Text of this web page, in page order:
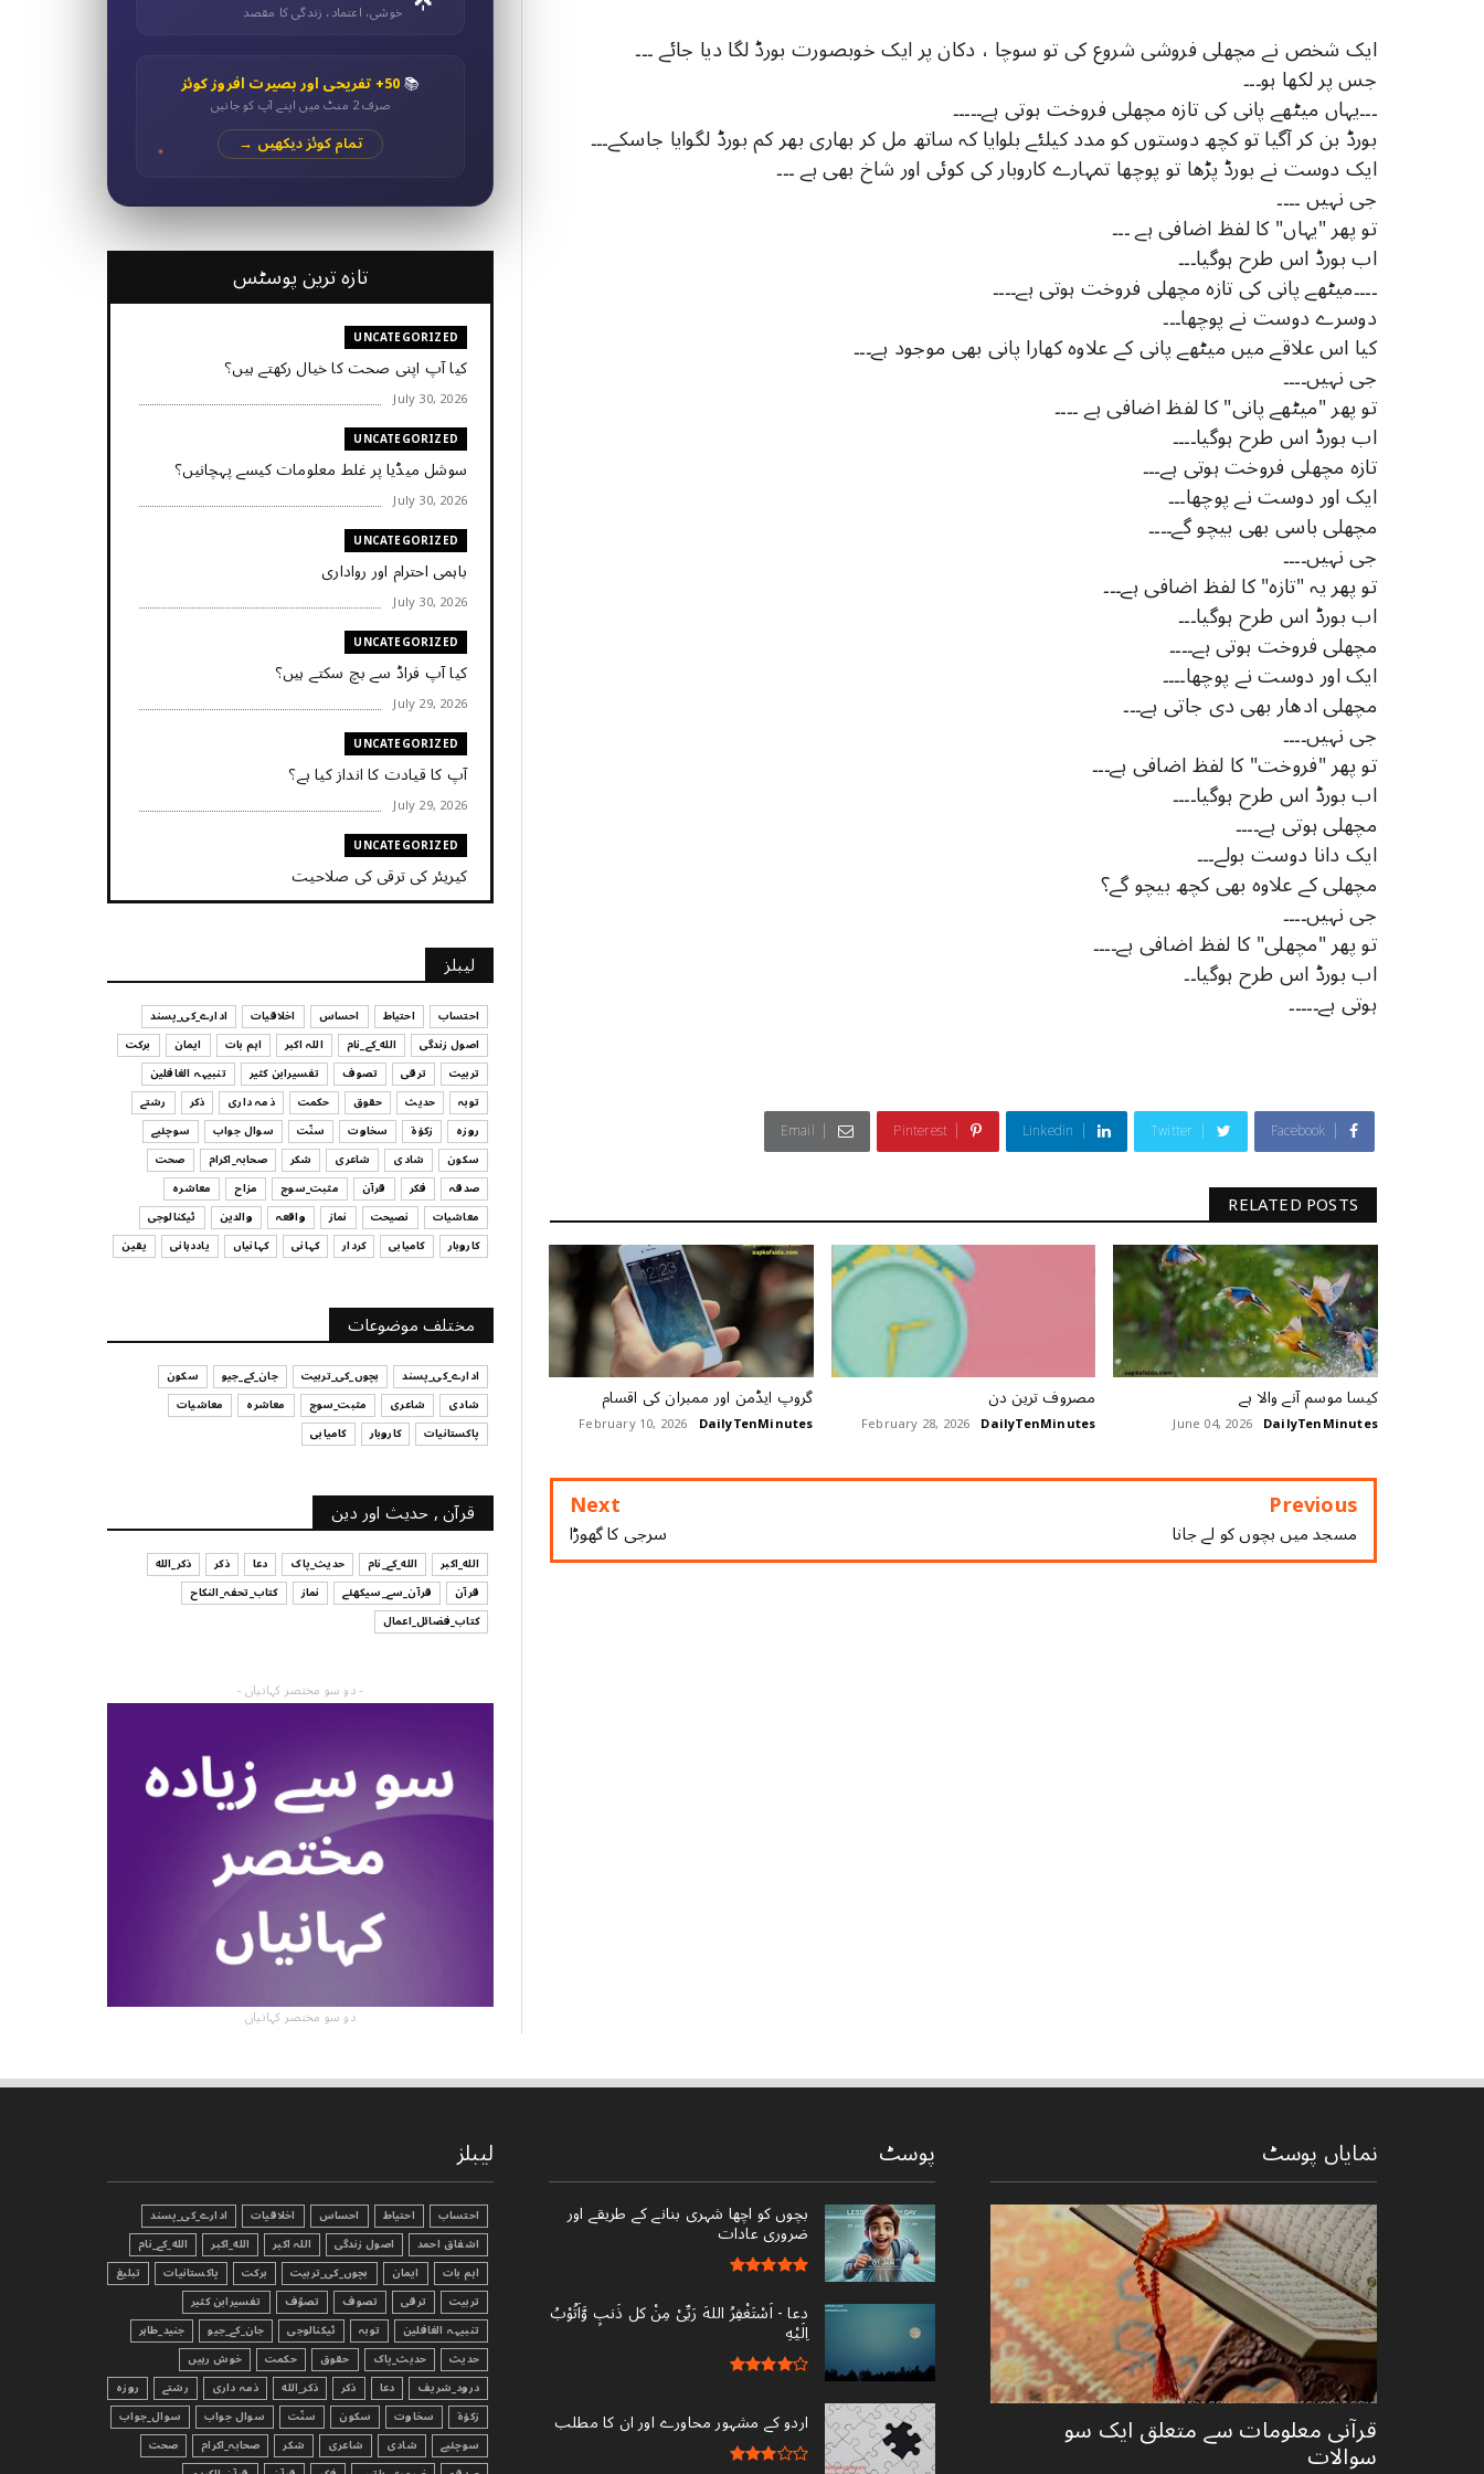
ایک شخص نے مچھلی فروشی شروع کی تو سوچا ، دکان پر ایک خوبصورت بورڈ لگا دیا جائے ۔۔۔
جس پر لکھا ہو۔۔۔
۔۔۔یہاں میٹھے پانی کی تازہ مچھلی فروخت ہوتی ہے۔۔۔۔۔
بورڈ بن کر آگیا تو کچھ دوستوں کو مدد کیلئے بلوایا کہ ساتھ مل کر بھاری بھر کم بورڈ لگوایا جاسکے۔۔۔
ایک دوست نے بورڈ پڑھا تو پوچھا تمہارے کاروبار کی کوئی اور شاخ بھی ہے ۔۔۔
جی نہیں ۔۔۔۔
تو پھر "یہاں" کا لفظ اضافی ہے ۔۔۔
اب بورڈ اس طرح ہوگیا۔۔۔
۔۔۔۔میٹھے پانی کی تازہ مچھلی فروخت ہوتی ہے۔۔۔۔
دوسرے دوست نے پوچھا۔۔۔
کیا اس علاقے میں میٹھے پانی کے علاوہ کھارا پانی بھی موجود ہے۔۔۔
جی نہیں۔۔۔۔
تو پھر "میٹھے پانی" کا لفظ اضافی ہے ۔۔۔۔
اب بورڈ اس طرح ہوگیا۔۔۔۔
تازہ مچھلی فروخت ہوتی ہے۔۔۔
ایک اور دوست نے پوچھا۔۔۔
مچھلی باسی بھی بیچو گے۔۔۔۔
جی نہیں۔۔۔۔
تو پھر یہ "تازہ" کا لفظ اضافی ہے۔۔۔
اب بورڈ اس طرح ہوگیا۔۔۔
مچھلی فروخت ہوتی ہے۔۔۔۔
ایک اور دوست نے پوچھا۔۔۔۔
مچھلی ادھار بھی دی جاتی ہے۔۔۔
جی نہیں۔۔۔۔
تو پھر "فروخت" کا لفظ اضافی ہے۔۔۔
اب بورڈ اس طرح ہوگیا۔۔۔۔
مچھلی ہوتی ہے۔۔۔۔
ایک دانا دوست بولے۔۔۔
مچھلی کے علاوہ بھی کچھ بیچو گے؟
جی نہیں۔۔۔۔
تو پھر "مچھلی" کا لفظ اضافی ہے۔۔۔۔
اب بورڈ اس طرح ہوگیا۔۔
ہوتی ہے۔۔۔۔۔
Facebook
Twitter
Linkedin
Pinterest
Email
RELATED POSTS
کیسا موسم آنے والا ہے
DailyTenMinutes
June 04, 2026
مصروف ترین دن
DailyTenMinutes
February 28, 2026
گروپ ایڈمن اور ممبران کی اقسام
DailyTenMinutes
February 10, 2026
Previous
مسجد میں بچوں کو لے جانا
Next
سرجی کا گھوڑا
خوشی، اعتماد، زندگی کا مقصد
📚50+ تفریحی اور بصیرت افروز کوئز
صرف 2 منٹ میں اپنے آپ کو جانیں
تمام کوئز دیکھیں →
تازہ ترین پوسٹس
UNCATEGORIZED
کیا آپ اپنی صحت کا خیال رکھتے ہیں؟
July 30, 2026
UNCATEGORIZED
سوشل میڈیا پر غلط معلومات کیسے پہچانیں؟
July 30, 2026
UNCATEGORIZED
باہمی احترام اور رواداری
July 30, 2026
UNCATEGORIZED
کیا آپ فراڈ سے بچ سکتے ہیں؟
July 29, 2026
UNCATEGORIZED
آپ کا قیادت کا انداز کیا ہے؟
July 29, 2026
UNCATEGORIZED
کیریئر کی ترقی کی صلاحیت
July 29, 2026
UNCATEGORIZED
کیا آپ اپنے باس کو مؤثر طریقے سے منظم کر رہے
ہیں
July 29, 2026
UNCATEGORIZED
اس وقت آپ کا موڈ کیسا ہے؟
July 29, 2026
UNCATEGORIZED
قرض لینے اور دینے میں ہوشیاری
July 29, 2026
آپ کا فیصلہ کرنے کا انداز
July 29, 2026
لیبلز
احتساب احتیاط احساس اخلاقیات
ادارے_کی_پسند
اصول زندگی
الله_کے_نام اللہ اکبر اہم بات ایمان
برکت
تربیت
ترقی تصوف تفسیرابن کثیر
تنبیہہ الغافلین
توبہ
حدیث حقوق حکمت ذمہ داری ذکر
رشتے
روزہ
زکوٰۃ سخاوت سنّت سوال جواب
سوچئیے
سکون
شادی شاعری شکر صحابہ_اکرام
صحت
صدقہ
فکر قرآن مثبت_سوچ مزاح
معاشرہ
معاشیات
نصیحت نماز واقعہ والدین
ٹیکنالوجی
کاروبار
کامیابی کردار کہانی کہانیاں یاددہانی یقین
مختلف موضوعات
ادارے_کی_پسند بچوں_کی_تربیت جان_کے_جیو
سکون
شادی
شاعری مثبت_سوچ معاشرہ
معاشیات
پاکستانیات
کاروبار کامیابی
قرآن , حدیث اور دین
الله_اکبر الله_کے_نام حدیث_پاک دعا ذکر
ذکر_الله
قرآن
قرآن_سے_سیکھئے نماز
کتاب_تحفہ_النکاح
کتاب_فضائل_اعمال
- دو سو مختصر کہانیاں -
دو سو مختصر کہانیاں
نمایاں پوسٹ
قرآنی ‏معلومات ‏سے ‏متعلق ‏ایک ‏سو
‏سوالات ‏
پوسٹ
بچوں کو اچھا شہری بنانے کے طریقے اور
ضروری عادات
دعا - ‎اَسْتَغْفِرُ اللهَ رَبِّىْ مِنْ کل ذَنبٍ وَّاَتُوْبُ
اِلَيْهِ
اردو کے مشہور محاورے اور ان کا مطلب
لیبلز
احتساب احتیاط احساس اخلاقیات
ادارے_کی_پسند
اشفاق احمد
اصول زندگی اللہ اکبر الله_اکبر
الله_کے_نام
اہم بات
ایمان بچوں_کی_تربیت برکت پاکستانیات
تبليغ
تربیت
ترقی تصوف تصوّف
تفسیرابن کثیر
تنبیہہ الغافلین
توبہ ٹیکنالوجی جان_کے_جیو
جنید_طاہر
حدیث
حدیث_پاک حقوق حکمت
خوش رہیں
درود_شریف
دعا ذکر ذکر_الله ذمہ داری رشتے
روزہ
زکوٰۃ
سخاوت سکون سنّت سوال جواب
سوال_جواب
سوچئیے
شادی شاعری شکر صحابہ_اکرام
صحت